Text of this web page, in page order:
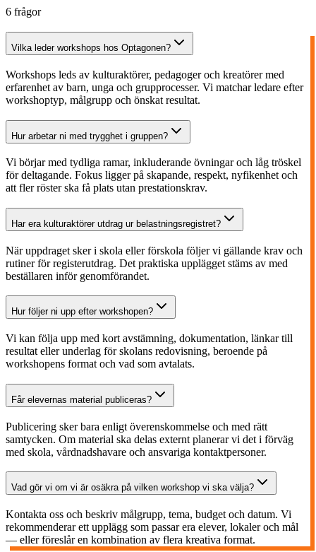
6 frågor
Vilka leder workshops hos Optagonen?
Workshops leds av kulturaktörer, pedagoger och kreatörer med
erfarenhet av barn, unga och grupprocesser. Vi matchar ledare efter
workshoptyp, målgrupp och önskat resultat.
Hur arbetar ni med trygghet i gruppen?
Vi börjar med tydliga ramar, inkluderande övningar och låg tröskel
för deltagande. Fokus ligger på skapande, respekt, nyfikenhet och
att fler röster ska få plats utan prestationskrav.
Har era kulturaktörer utdrag ur belastningsregistret?
När uppdraget sker i skola eller förskola följer vi gällande krav och
rutiner för registerutdrag. Det praktiska upplägget stäms av med
beställaren inför genomförandet.
Hur följer ni upp efter workshopen?
Vi kan följa upp med kort avstämning, dokumentation, länkar till
resultat eller underlag för skolans redovisning, beroende på
workshopens format och vad som avtalats.
Får elevernas material publiceras?
Publicering sker bara enligt överenskommelse och med rätt
samtycken. Om material ska delas externt planerar vi det i förväg
med skola, vårdnadshavare och ansvariga kontaktpersoner.
Vad gör vi om vi är osäkra på vilken workshop vi ska välja?
Kontakta oss och beskriv målgrupp, tema, budget och datum. Vi
rekommenderar ett upplägg som passar era elever, lokaler och mål
— eller föreslår en kombination av flera kreativa format.